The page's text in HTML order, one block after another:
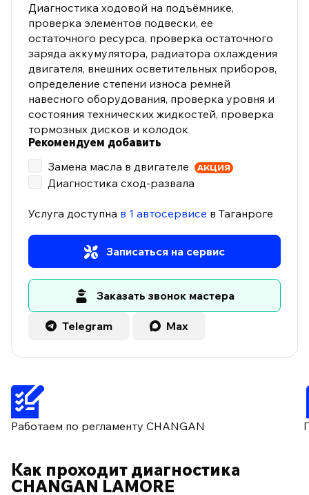
Диагностика ходовой на подъёмнике,
проверка элементов подвески, ее
остаточного ресурса, проверка остаточного
заряда аккумулятора, радиатора охлаждения
двигателя, внешних осветительных приборов,
определение степени износа ремней
навесного оборудования, проверка уровня и
состояния технических жидкостей, проверка
тормозных дисков и колодок
Рекомендуем добавить
АКЦИЯ
Замена масла в двигателе
Диагностика сход-развала
Услуга доступна в 1 автосервисе в Таганроге
Записаться на сервис
Заказать звонок мастера
Telegram Max
Работаем по регламенту CHANGAN
Как проходит диагностика
CHANGAN LAMORE